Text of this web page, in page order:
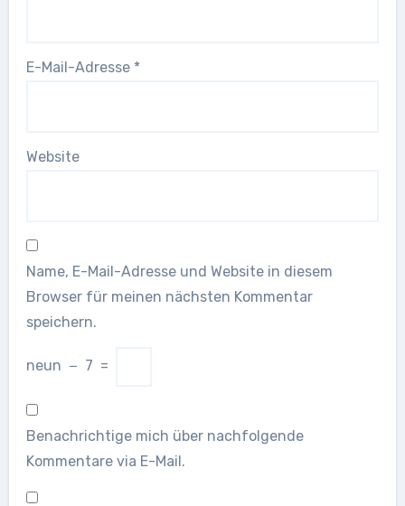
E-Mail-Adresse *
Website
Name, E-Mail-Adresse und Website in diesem
Browser für meinen nächsten Kommentar
speichern.
neun − 7 =
Benachrichtige mich über nachfolgende
Kommentare via E-Mail.